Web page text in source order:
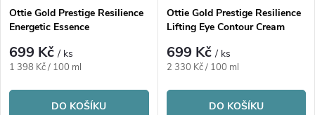
Ottie Gold Prestige Resilience
Energetic Essence
699 Kč/ ks
Měrná
1 398 Kč / 100 ml
DO KOŠÍKU
Ottie Gold Prestige Resilience
Lifting Eye Contour Cream
699 Kč/ ks
Měrná
2 330 Kč / 100 ml
DO KOŠÍKU